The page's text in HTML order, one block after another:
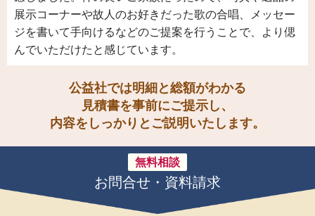
展示コーナーや故人のお好きだった歌の合唱、メッセー
ジを書いて手向けるなどのご提案を行うことで、より偲
んでいただけたと感じています。
公益社では明細と総額がわかる
見積書を事前にご提示し、
内容をしっかりとご説明いたします。
無料相談
お問合せ・資料請求